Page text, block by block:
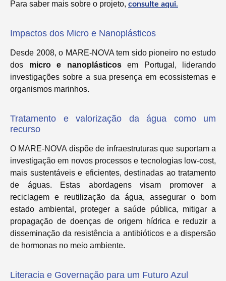
Para saber mais sobre o projeto, consulte aqui.
Impactos dos Micro e Nanoplásticos
Desde 2008, o MARE-NOVA tem sido pioneiro no estudo
dos micro e nanoplásticosem Portugal, liderando
investigações sobre a sua presença em ecossistemas e
organismos marinhos.
Tratamento e valorização da água como um
recurso
O MARE-NOVA dispõe de infraestruturas que suportam a
investigação em novos processos e tecnologias low-cost,
mais sustentáveis e eficientes, destinadas ao tratamento
de águas. Estas abordagens visam promover a
reciclagem e reutilização da água, assegurar o bom
estado ambiental, proteger a saúde pública, mitigar a
propagação de doenças de origem hídrica e reduzir a
disseminação da resistência a antibióticos e a dispersão
de hormonas no meio ambiente.
Literacia e Governação para um Futuro Azul